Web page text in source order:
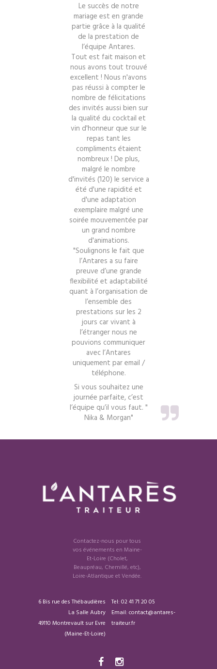
Le succès de notre
mariage est en grande
partie grâce à la qualité
de la prestation de
l’équipe Antares.
Tout est fait maison et
nous avons tout trouvé
excellent ! Nous n'avons
pas réussi à compter le
nombre de félicitations
des invités aussi bien sur
la qualité du cocktail et
vin d'honneur que sur le
repas tant les
compliments étaient
nombreux ! De plus,
malgré le nombre
d'invités (120) le service a
été d'une rapidité et
d'une adaptation
exemplaire malgré une
soirée mouvementée par
un grand nombre
d'animations.
Soulignons le fait que
l’Antares a su faire
preuve d’une grande
flexibilité et adaptabilité
quant à l’organisation de
l’ensemble des
prestations sur les 2
jours car vivant à
l’étranger nous ne
pouvions communiquer
avec l’Antares
uniquement par email /
téléphone.
Si vous souhaitez une
journée parfaite, c’est
l’équipe qu’il vous faut. "
Nika & Morgan
Contactez-nous pour tous
vos événements en Maine-
Et-Loire (Cholet,
Beaupréau, Chemillé, etc),
Loire-Atlantique et Vendée.
Tel: 02 41 71 20 05
Email: contact@antares-
traiteur.fr
6 Bis rue des Thébaudières
La Salle Aubry
49110 Montrevault sur Evre
(Maine-Et-Loire)